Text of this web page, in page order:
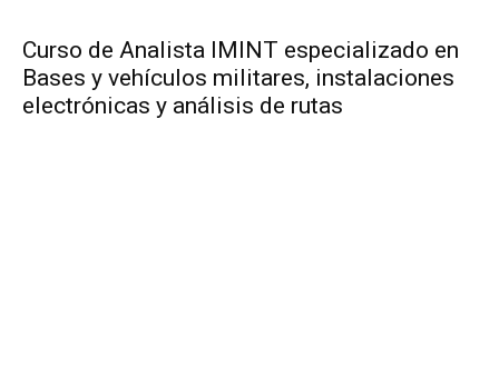
Curso de Analista IMINT especializado en
Bases y vehículos militares, instalaciones
electrónicas y análisis de rutas